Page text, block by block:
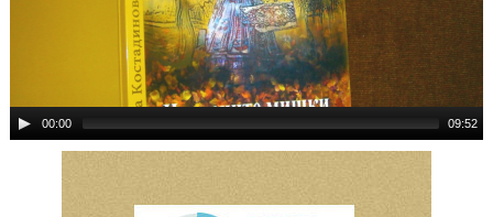
00:00 09:52